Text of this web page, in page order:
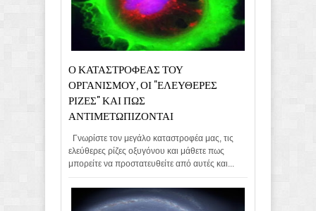
Ο ΚΑΤΑΣΤΡΟΦΕΑΣ ΤΟΥ
ΟΡΓΑΝΙΣΜΟΥ, ΟΙ "ΕΛΕΥΘΕΡΕΣ
ΡΙΖΕΣ" ΚΑΙ ΠΩΣ
ΑΝΤΙΜΕΤΩΠΙΖΟΝΤΑΙ
Γνωρίστε τον μεγάλο καταστροφέα μας, τις
ελεύθερες ρίζες οξυγόνου και μάθετε πως
μπορείτε να προστατευθείτε από αυτές και...